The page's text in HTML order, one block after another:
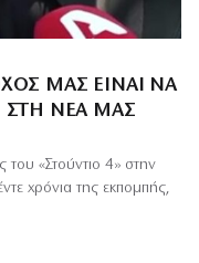
ΜΑΣ ΕΊΝΑΙ ΝΑ
ΣΤΗ ΝΈΑ ΜΑΣ
«Στούντιο 4» στην
χρόνια της εκπομπής,